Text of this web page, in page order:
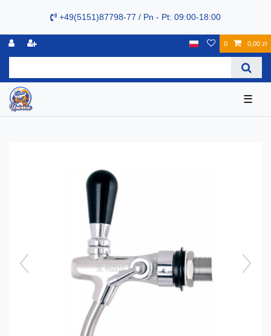
+49(5151)87798-77 / Pn - Pt: 09:00-18:00
0 0,00 zł
☰